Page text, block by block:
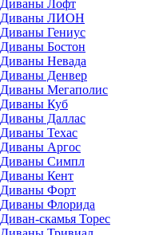
Диваны Лофт
Диваны ЛИОН
Диваны Гениус
Диваны Бостон
Диваны Невада
Диваны Денвер
Диваны Мегаполис
Диваны Куб
Диваны Даллас
Диваны Техас
Диваны Аргос
Диваны Симпл
Диваны Кент
Диваны Форт
Диваны Флорида
Диван-скамья Торес